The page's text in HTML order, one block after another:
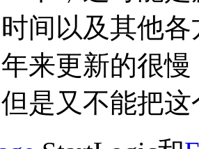
间以及其他
来更新的很
是又不能把